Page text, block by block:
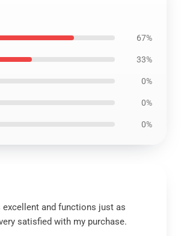
67%
33%
0%
0%
0%
and functions just as
satisfied with my purchase.